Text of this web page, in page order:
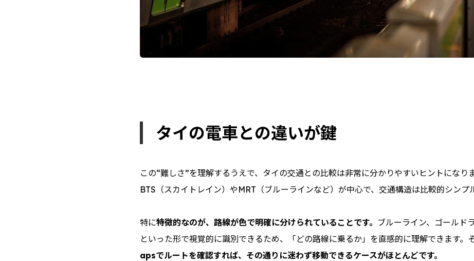
タイの電車との違いが鍵
この“難しさ”を理解するうえで、タイの交通との比較は非常に分かりやすいヒントになり
BTS（スカイトレイン）やMRT（ブルーラインなど）が中心で、交通構造は比較的シンプ
特に特徴的なのが、路線が色で明確に分けられていることです。 ブルーライン、ゴールド
といった形で視覚的に識別できるため、「どの路線に乗るか」を直感的に理解できます。そ
apsでルートを確認すれば、その通りに迷わず移動できるケースがほとんどです。